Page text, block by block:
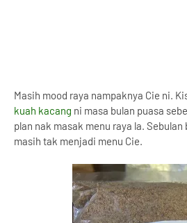
Masih mood raya nampaknya Cie ni.
kuah kacang ni masa bulan puasa
plan nak masak menu raya la. Sebulan
masih tak menjadi menu Cie.